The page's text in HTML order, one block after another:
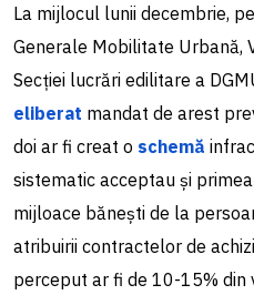
La mijlocul lunii decembrie,
Generale Mobilitate Urbană,
Secției lucrări edilitare a
eliberat mandat de arest
doi ar fi creat o schemă
sistematic acceptau și
mijloace bănești de la
atribuirii contractelor de
perceput ar fi de 10-15% din